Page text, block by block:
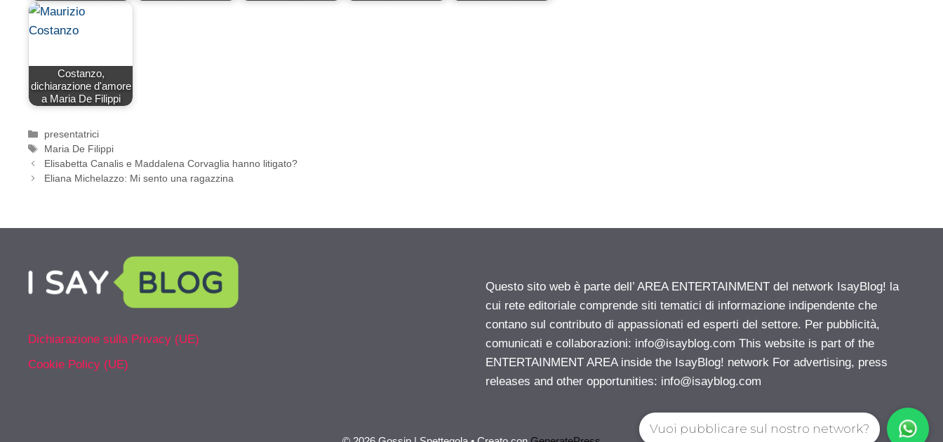
Costanzo,
dichiarazione d'amore
a Maria De Filippi
Categorie
presentatrici
Tag
Maria De Filippi
Elisabetta Canalis e Maddalena Corvaglia hanno litigato?
Eliana Michelazzo: Mi sento una ragazzina
Dichiarazione sulla Privacy (UE)
Cookie Policy (UE)
Questo sito web è parte dell’ AREA ENTERTAINMENT del network IsayBlog! la
cui rete editoriale comprende siti tematici di informazione indipendente che
contano sul contributo di appassionati ed esperti del settore. Per pubblicità,
comunicati e collaborazioni: info@isayblog.com This website is part of the
ENTERTAINMENT AREA inside the IsayBlog! network For advertising, press
releases and other opportunities: info@isayblog.com
Vuoi pubblicare sul nostro network?